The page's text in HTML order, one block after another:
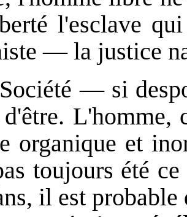
l'esclave
— la justice
— si
L'homme,
organique et
toujours été
il est probable